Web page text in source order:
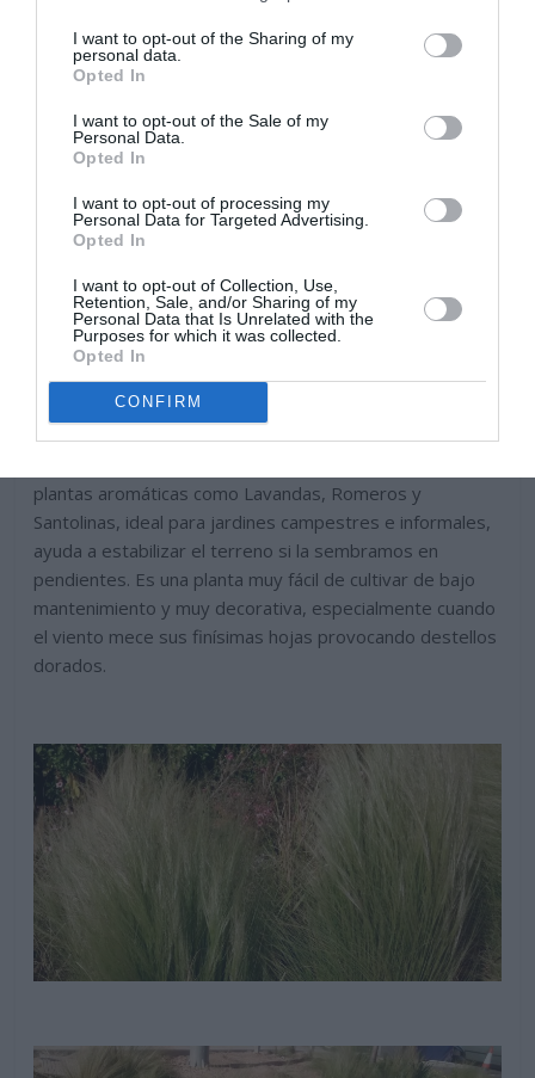
I want to opt-out of the Sharing of my
personal data.
Opted In
I want to opt-out of the Sale of my
Personal Data.
Opted In
I want to opt-out of processing my
Personal Data for Targeted Advertising.
Opted In
I want to opt-out of Collection, Use,
Retention, Sale, and/or Sharing of my
Personal Data that Is Unrelated with the
Purposes for which it was collected.
Opted In
CONFIRM
plantas aromáticas como Lavandas, Romeros y
Santolinas, ideal para jardines campestres e informales,
ayuda a estabilizar el terreno si la sembramos en
pendientes. Es una planta muy fácil de cultivar de bajo
mantenimiento y muy decorativa, especialmente cuando
el viento mece sus finísimas hojas provocando destellos
dorados.